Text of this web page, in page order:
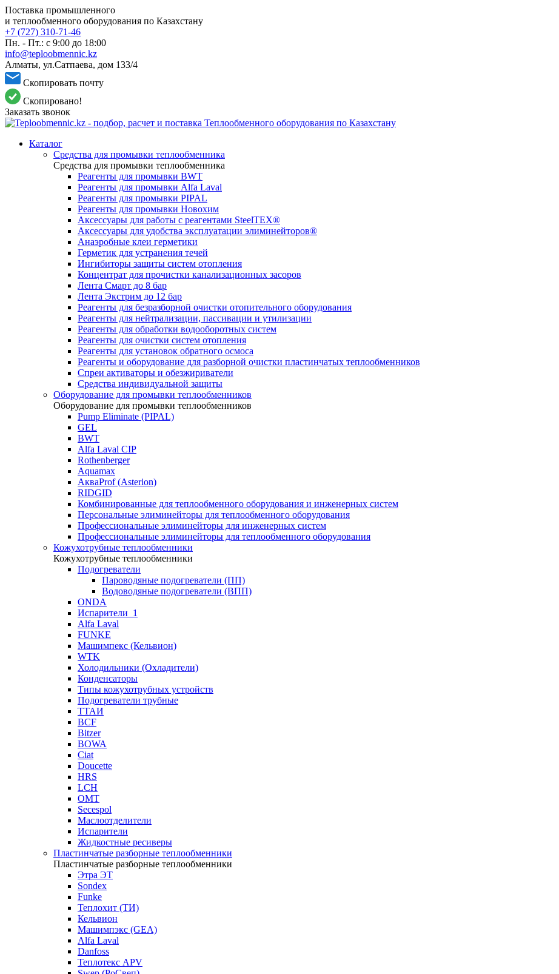
Поставка промышленного
и теплообменного оборудования по Казахстану
+7 (727) 310-71-46
Пн. - Пт.: с 9:00 до 18:00
info@teploobmennic.kz
Алматы, ул.Сатпаева, дом 133/4
Скопировать почту
Скопировано!
Заказать звонок
Каталог
Средства для промывки теплообменника
Средства для промывки теплообменника
Реагенты для промывки BWT
Реагенты для промывки Alfa Laval
Реагенты для промывки PIPAL
Реагенты для промывки Новохим
Аксессуары для работы с реагентами SteelTEX®
Аксессуары для удобства эксплуатации элиминейторов®
Анаэробные клеи герметики
Герметик для устранения течей
Ингибиторы защиты систем отопления
Концентрат для прочистки канализационных засоров
Лента Смарт до 8 бар
Лента Экстрим до 12 бар
Реагенты для безразборной очистки отопительного оборудования
Реагенты для нейтрализации, пассивации и утилизации
Реагенты для обработки водооборотных систем
Реагенты для очистки систем отопления
Реагенты для установок обратного осмоса
Реагенты и оборудование для разборной очистки пластинчатых теплообменников
Спреи активаторы и обезжириватели
Средства индивидуальной защиты
Оборудование для промывки теплообменников
Оборудование для промывки теплообменников
Pump Eliminate (PIPAL)
GEL
BWT
Alfa Laval CIP
Rothenberger
Aquamax
АкваProf (Asterion)
RIDGID
Комбинированные для теплообменного оборудования и инженерных систем
Персональные элиминейторы для теплообменного оборудования
Профессиональные элиминейторы для инженерных систем
Профессиональные элиминейторы для теплообменного оборудования
Кожухотрубные теплообменники
Кожухотрубные теплообменники
Подогреватели
Пароводяные подогреватели (ПП)
Водоводяные подогреватели (ВПП)
ONDA
Испарители_1
Alfa Laval
FUNKE
Машимпекс (Кельвион)
WTK
Холодильники (Охладители)
Конденсаторы
Типы кожухотрубных устройств
Подогреватели трубные
ТТАИ
BCF
Bitzer
BOWA
Ciat
Doucette
HRS
LCH
OMT
Secespol
Маслоотделители
Испарители
Жидкостные ресиверы
Пластинчатые разборные теплообменники
Пластинчатые разборные теплообменники
Этра ЭТ
Sondex
Funke
Теплохит (ТИ)
Кельвион
Машимпэкс (GEA)
Alfa Laval
Danfoss
Теплотекс APV